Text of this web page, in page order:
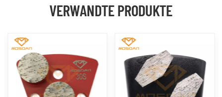
VERWANDTE PRODUKTE